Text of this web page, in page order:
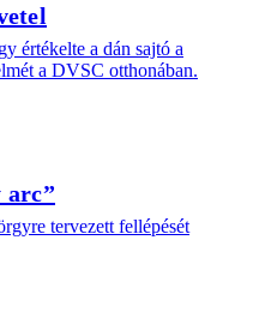
értékelte a dán sajtó a
a DVSC otthonában.
arc”
tervezett fellépését